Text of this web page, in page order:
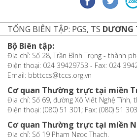
TỔNG BIÊN TẬP: PGS, TS DƯƠNG
Bộ Biên tập:
Địa chỉ: Số 28, Trần Bình Trọng - thành
Điện thoại: 024 39429753 - Fax: 024
Email: bbttccs@tccs.org.vn
Cơ quan Thường trực tại miền
Địa chỉ: Số 69, đường Xô Viết Nghệ Tĩnh,
Điện thoại: (080) 51 301; Fax: (080) 51 303
Cơ quan Thường trực tại miền
Địa chỉ: Số 19 Phạm Ngọc Thạch,